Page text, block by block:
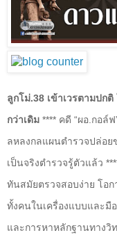
ลูกโม่.38 เข้าเวรตามปก
กว่าเดิม **** คดี “ผอ.กอล์
ลหลงกลแผนตำรวจปล่อ
เป็นจริงตำรวจรู้ตัวแล้ว
ทันสมัยตรวจสอบง่าย โอ
ทั้งคนในเครื่องแบบและมื
และการหาหลักฐานทางวิ